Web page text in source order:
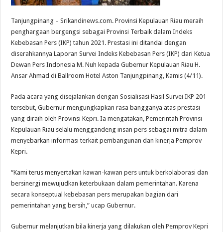
Tanjungpinang – Srikandinews.com. Provinsi Kepulauan Riau meraih
penghargaan bergengsi sebagai Provinsi Terbaik dalam Indeks
Kebebasan Pers (IKP) tahun 2021. Prestasi ini ditandai dengan
diserahkannya Laporan Survei Indeks Kebebasan Pers (IKP) dari Ketua
Dewan Pers Indonesia M. Nuh kepada Gubernur Kepulauan Riau H.
Ansar Ahmad di Ballroom Hotel Aston Tanjungpinang, Kamis (4/11).
Pada acara yang disejalankan dengan Sosialisasi Hasil Survei IKP 201
tersebut, Gubernur mengungkapkan rasa bangganya atas prestasi
yang diraih oleh Provinsi Kepri. Ia mengatakan, Pemerintah Provinsi
Kepulauan Riau selalu menggandeng insan pers sebagai mitra dalam
menyebarkan informasi terkait pembangunan dan kinerja Pemprov
Kepri.
“Kami terus menyertakan kawan-kawan pers untuk berkolaborasi dan
bersinergi mewujudkan keterbukaan dalam pemerintahan. Karena
secara konseptual kebebasan pers merupakan bagian dari
pemerintahan yang bersih,” ucap Gubernur.
Gubernur melanjutkan bila kinerja yang dilakukan oleh Pemprov Kepri